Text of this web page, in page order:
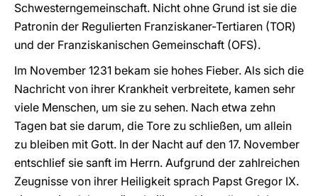
Schwesterngemeinschaft. Nicht ohne Grund ist sie die
Patronin der Regulierten Franziskaner-Tertiaren (TOR)
und der Franziskanischen Gemeinschaft (OFS).
Im November 1231 bekam sie hohes Fieber. Als sich die
Nachricht von ihrer Krankheit verbreitete, kamen sehr
viele Menschen, um sie zu sehen. Nach etwa zehn
Tagen bat sie darum, die Tore zu schließen, um allein
zu bleiben mit Gott. In der Nacht auf den 17. November
entschlief sie sanft im Herrn. Aufgrund der zahlreichen
Zeugnisse von ihrer Heiligkeit sprach Papst Gregor IX.